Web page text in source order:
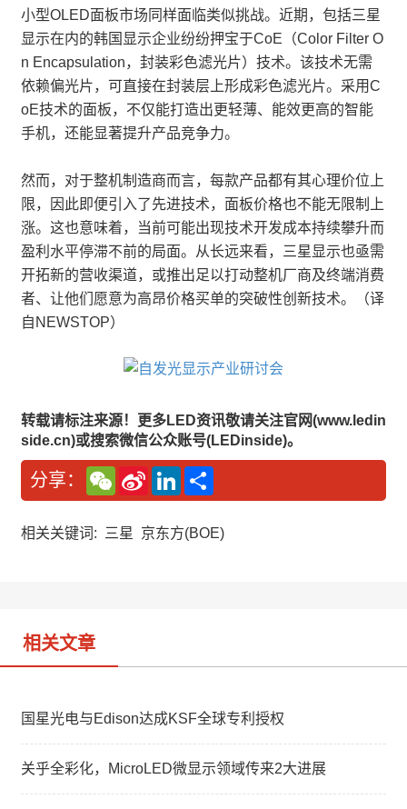
小型OLED面板市场同样面临类似挑战。近期，包括三星
显示在内的韩国显示企业纷纷押宝于CoE（Color Filter O
n Encapsulation，封装彩色滤光片）技术。该技术无需
依赖偏光片，可直接在封装层上形成彩色滤光片。采用C
oE技术的面板，不仅能打造出更轻薄、能效更高的智能
手机，还能显著提升产品竞争力。
然而，对于整机制造商而言，每款产品都有其心理价位上
限，因此即便引入了先进技术，面板价格也不能无限制上
涨。这也意味着，当前可能出现技术开发成本持续攀升而
盈利水平停滞不前的局面。从长远来看，三星显示也亟需
开拓新的营收渠道，或推出足以打动整机厂商及终端消费
者、让他们愿意为高昂价格买单的突破性创新技术。（译
自NEWSTOP）
转载请标注来源！更多LED资讯敬请关注官网(www.ledin
side.cn)或搜索微信公众账号(LEDinside)。
分享：
W
e
C
a
S
n
W
L
n
e
d
相关关键词: 三星 京东方(BOE)
相关文章
国星光电与Edison达成KSF全球专利授权
关乎全彩化，MicroLED微显示领域传来2大进展